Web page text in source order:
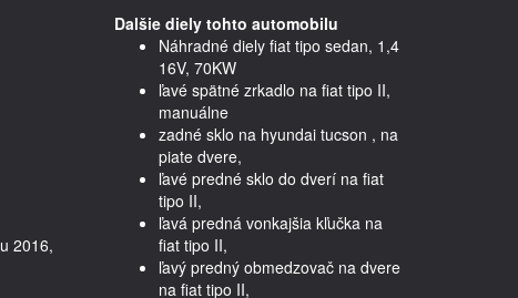
2016,
Dalšie diely tohto automobilu
Náhradné diely fiat tipo sedan, 1,4
16V, 70KW
ľavé spätné zrkadlo na fiat tipo II,
manuálne
zadné sklo na hyundai tucson , na
piate dvere,
ľavé predné sklo do dverí na fiat
tipo II,
ľavá predná vonkajšia kľučka na
fiat tipo II,
ľavý predný obmedzovač na dvere
na fiat tipo II,